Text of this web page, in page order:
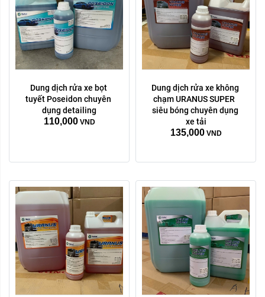
Dung dịch rửa xe bọt
tuyết Poseidon chuyên
dụng detailing
110,000 VND
Dung dịch rửa xe không
chạm URANUS SUPER
siêu bóng chuyên dụng
xe tải
135,000 VND
Dung tích:
5 Lít 20 lít
Dung tích:
1 lít
5 Lít 20 lít
Xóa